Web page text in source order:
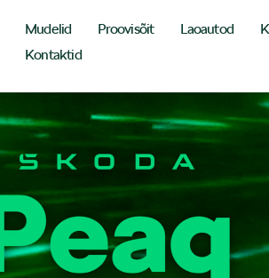
Mudelid Proovisõit Laoautod
Kontaktid